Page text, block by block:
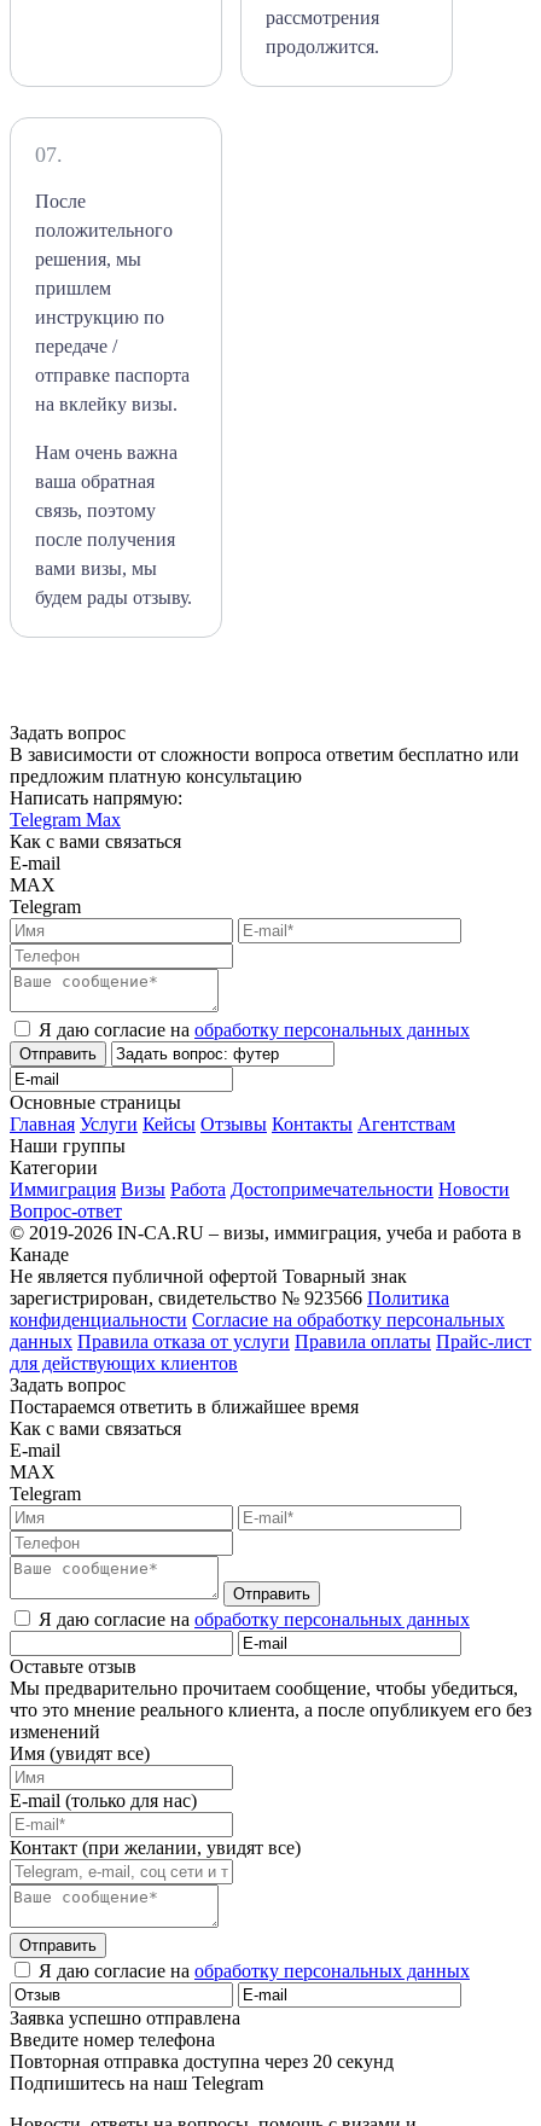
рассмотрения
продолжится.
07.
После
положительного
решения, мы
пришлем
инструкцию по
передаче /
отправке паспорта
на вклейку визы.
Нам очень важна
ваша обратная
связь, поэтому
после получения
вами визы, мы
будем рады отзыву.
Задать вопрос
В зависимости от сложности вопроса ответим бесплатно или
предложим платную консультацию
Написать напрямую:
Telegram Max
Как с вами связаться
E-mail
MAX
Telegram
Я даю согласие на обработку персональных данных
Отправить
Основные страницы
Главная Услуги Кейсы Отзывы Контакты Агентствам
Наши группы
Категории
Иммиграция Визы Работа Достопримечательности Новости
Вопрос-ответ
© 2019-2026 IN-CA.RU – визы, иммиграция, учеба и работа в
Канаде
Не является публичной офертой Товарный знак
зарегистрирован, свидетельство № 923566 Политика
конфиденциальности Согласие на обработку персональных
данных Правила отказа от услуги Правила оплаты Прайс-лист
для действующих клиентов
Задать вопрос
Постараемся ответить в ближайшее время
Как с вами связаться
E-mail
MAX
Telegram
Отправить
Я даю согласие на обработку персональных данных
Оставьте отзыв
Мы предварительно прочитаем сообщение, чтобы убедиться,
что это мнение реального клиента, а после опубликуем его без
изменений
Имя (увидят все)
E-mail (только для нас)
Контакт (при желании, увидят все)
Отправить
Я даю согласие на обработку персональных данных
Заявка успешно отправлена
Введите номер телефона
Повторная отправка доступна через 20 секунд
Подпишитесь на наш Telegram